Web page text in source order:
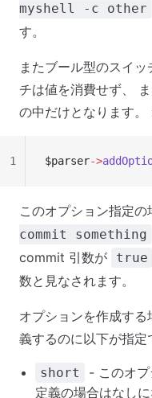
myshell -c other
す。
またブール型のスイ
チは値を消費せず、
の中だけとなります。
$parser->
1
このオプション指定の
commit something
commit 引数が
true
数と見なされます。
オプションを作成す
義するのに以下が指定
short
- このオ
定義の場合はなしに